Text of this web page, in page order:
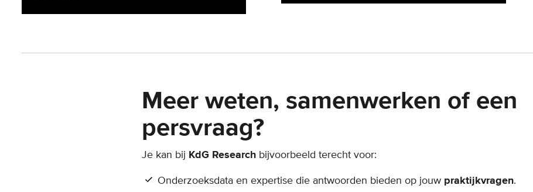
Meer weten, samenwerken of een
persvraag?
Je kan bij KdG Research bijvoorbeeld terecht voor:
Onderzoeksdata en expertise die antwoorden bieden op jouw praktijkvragen.